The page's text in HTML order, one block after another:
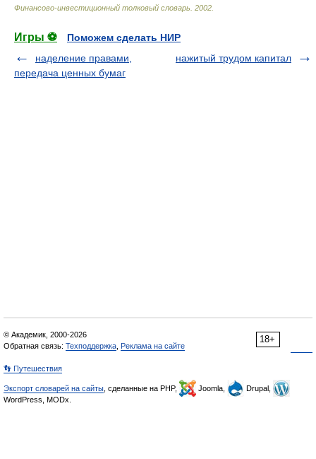
Финансово-инвестиционный толковый словарь 2002
Игры ⚽
Поможем сделать НИР
наделение правами,
передача ценных бумаг
нажитый трудом капитал
18+
© Академик, 2000-2026
Обратная связь: Техподдержка Реклама на сайте
👣 Путешествия
Экспорт словарей на сайты , сделанные на PHP, Joomla,
Drupal,
WordPress, MODx.